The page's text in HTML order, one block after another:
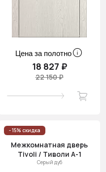
Цена за полотно
18 827 ₽
22 150 ₽
- 15% скидка
Межкомнатная дверь
Tivoli / Тиволи А-1
Серый дуб